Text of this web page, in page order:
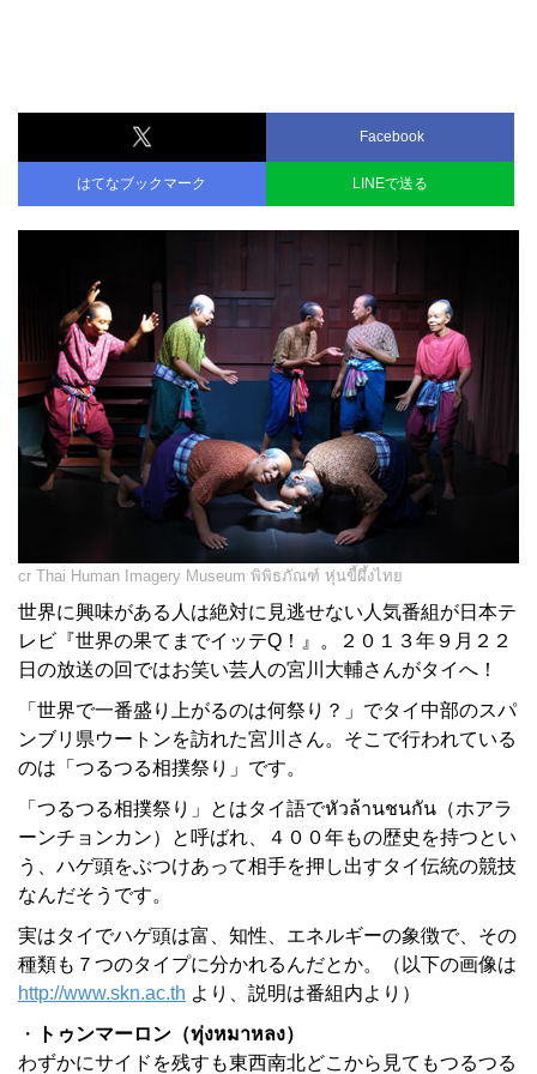
Facebook
はてなブックマーク LINEで送る
cr Thai Human Imagery Museum พิพิธภัณฑ์ หุ่นขี้ผึ้งไทย
世界に興味がある人は絶対に見逃せない人気番組が日本テ
レビ『世界の果てまでイッテQ！』。２０１３年９月２２
日の放送の回ではお笑い芸人の宮川大輔さんがタイへ！
「世界で一番盛り上がるのは何祭り？」でタイ中部のスパ
ンブリ県ウートンを訪れた宮川さん。そこで行われている
のは「つるつる相撲祭り」です。
「つるつる相撲祭り」とはタイ語でหัวล้านชนกัน（ホアラ
ーンチョンカン）と呼ばれ、４００年もの歴史を持つとい
う、ハゲ頭をぶつけあって相手を押し出すタイ伝統の競技
なんだそうです。
実はタイでハゲ頭は富、知性、エネルギーの象徴で、その
種類も７つのタイプに分かれるんだとか。（以下の画像は
http://www.skn.ac.th より、説明は番組内より）
・
トゥンマーロン（ทุ่งหมาหลง）
わずかにサイドを残すも東西南北どこから見てもつるつる